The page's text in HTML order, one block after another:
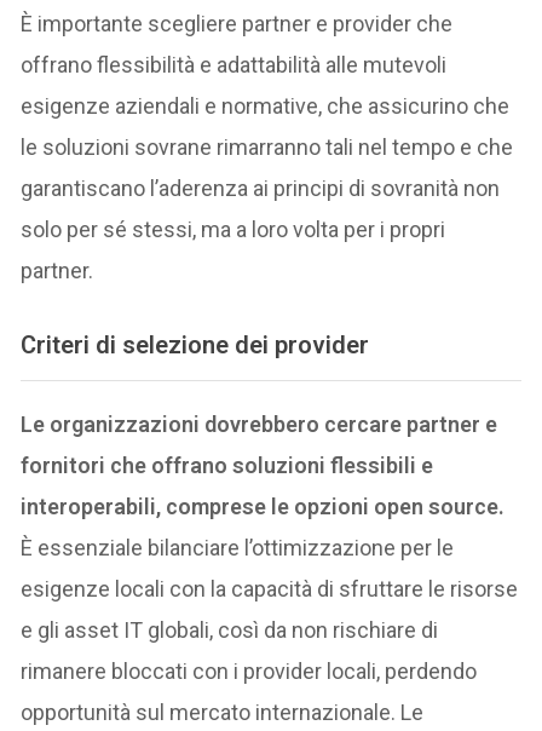
È importante scegliere partner e provider che
offrano flessibilità e adattabilità alle mutevoli
esigenze aziendali e normative, che assicurino che
le soluzioni sovrane rimarranno tali nel tempo e che
garantiscano l’aderenza ai principi di sovranità non
solo per sé stessi, ma a loro volta per i propri
partner.
Criteri di selezione dei provider
Le organizzazioni dovrebbero cercare partner e
fornitori che offrano soluzioni flessibili e
interoperabili, comprese le opzioni open source.
È essenziale bilanciare l’ottimizzazione per le
esigenze locali con la capacità di sfruttare le risorse
e gli asset IT globali, così da non rischiare di
rimanere bloccati con i provider locali, perdendo
opportunità sul mercato internazionale. Le